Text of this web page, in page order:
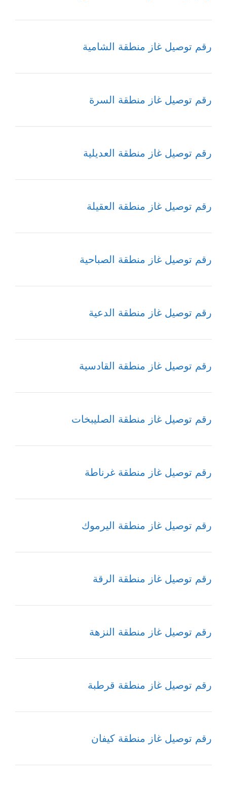
رقم توصيل غاز منطقة الشامية
رقم توصيل غاز منطقة السرة
رقم توصيل غاز منطقة العديلية
رقم توصيل غاز منطقة العقيلة
رقم توصيل غاز منطقة الصباحية
رقم توصيل غاز منطقة الدعية
رقم توصيل غاز منطقة القادسية
رقم توصيل غاز منطقة الصليبخات
رقم توصيل غاز منطقة غرناطة
رقم توصيل غاز منطقة اليرموك
رقم توصيل غاز منطقة الرقة
رقم توصيل غاز منطقة النزهة
رقم توصيل غاز منطقة قرطبة
رقم توصيل غاز منطقة كيفان